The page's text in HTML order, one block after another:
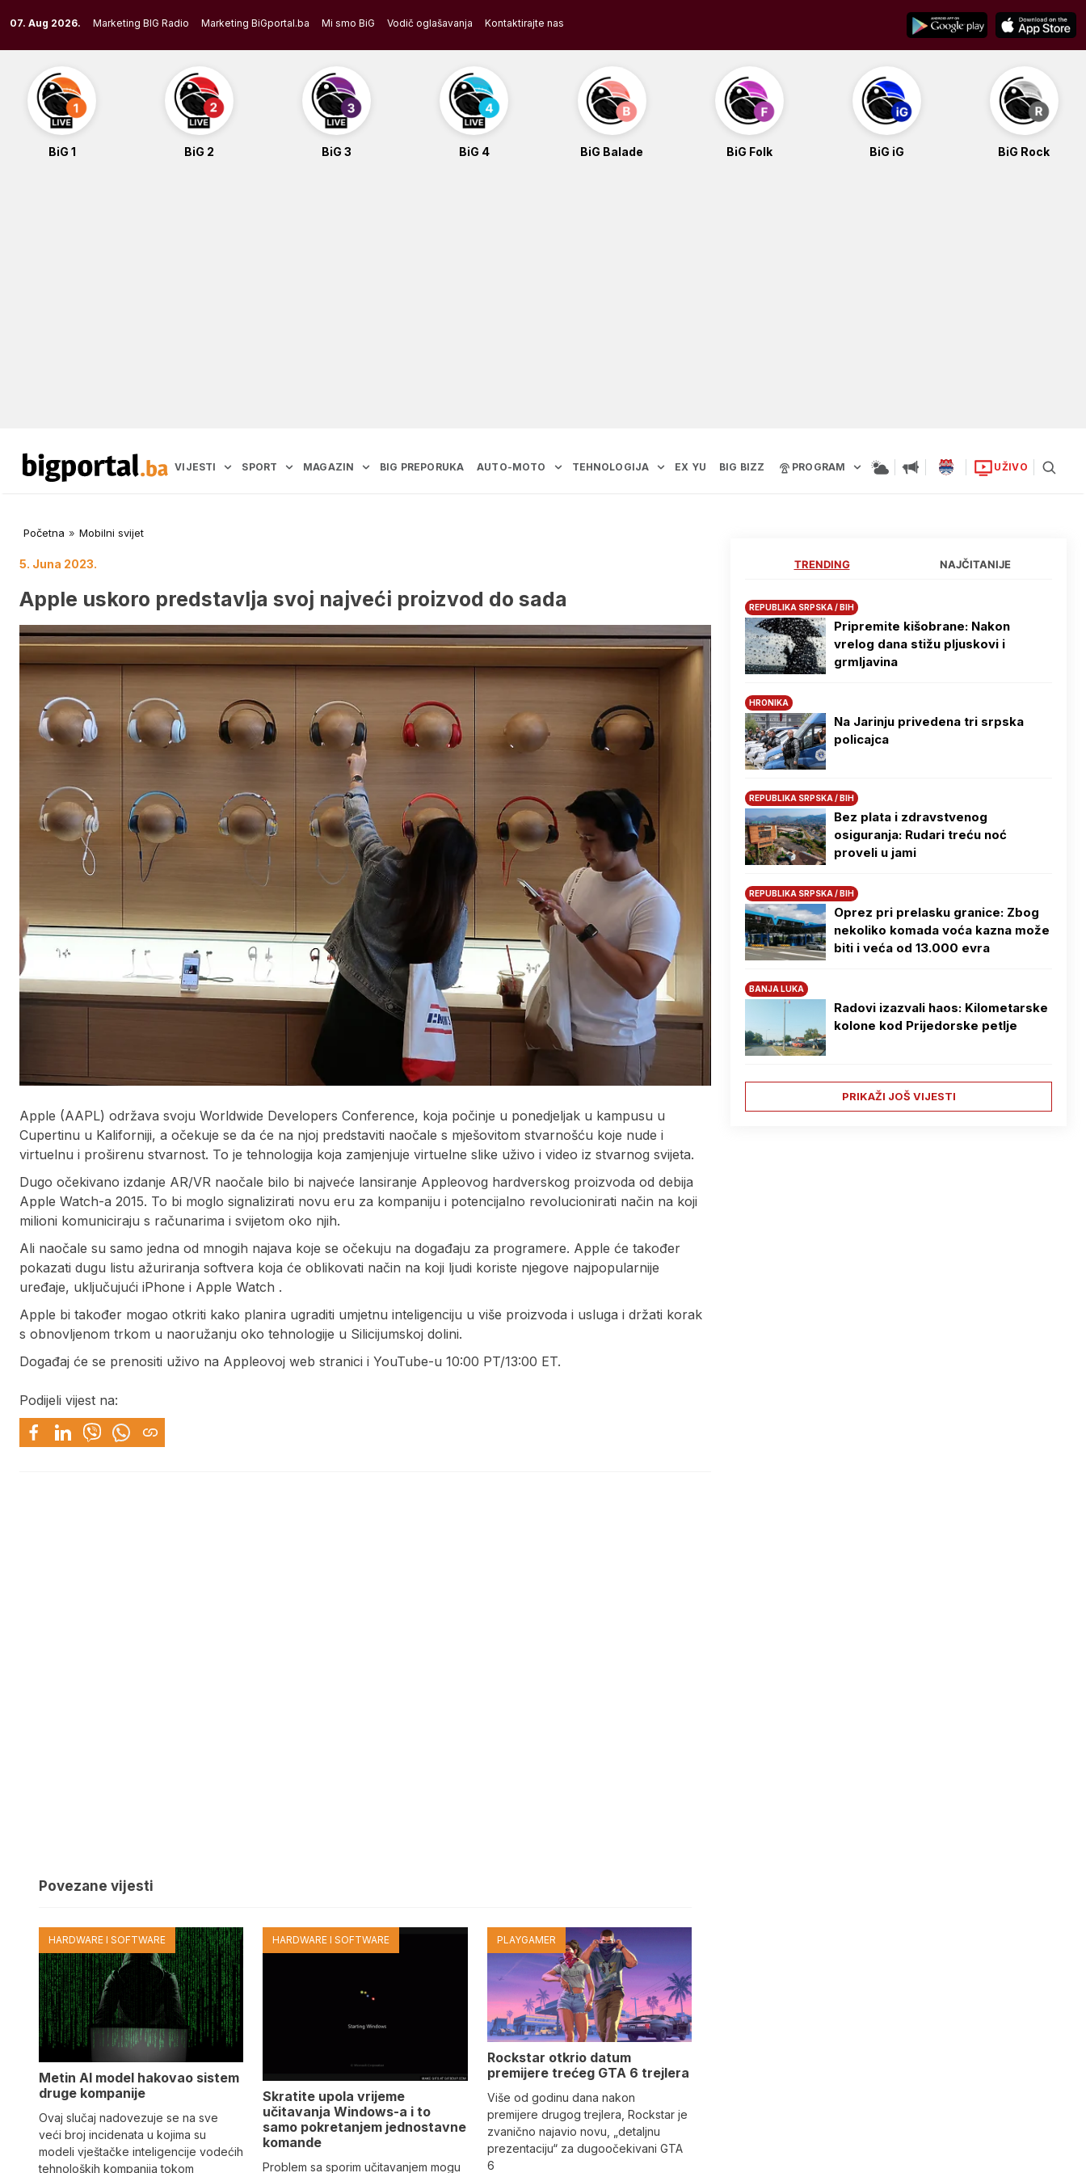
to
content
07. Aug 2026. Marketing BIG Radio Marketing BiGportal.ba Mi smo BiG Vodič oglašavanja Kontaktirajte nas
BiG 1 BiG 2 BiG 3 BiG 4 BiG Balade BiG Folk BiG iG BiG Rock
VIJESTI SPORT MAGAZIN BIG PREPORUKA AUTO-MOTO TEHNOLOGIJA EX YU BIG BIZZ PROGRAM UŽIVO
Početna » Mobilni svijet
5. Juna 2023.
Apple uskoro predstavlja svoj najveći proizvod do sada
Apple (AAPL) održava svoju Worldwide Developers Conference, koja počinje u ponedjeljak u kampusu u
Cupertinu u Kaliforniji, a očekuje se da će na njoj predstaviti naočale s mješovitom stvarnošću koje nude i
virtuelnu i proširenu stvarnost. To je tehnologija koja zamjenjuje virtuelne slike uživo i video iz stvarnog svijeta.
Dugo očekivano izdanje AR/VR naočale bilo bi najveće lansiranje Appleovog hardverskog proizvoda od debija
Apple Watch-a 2015. To bi moglo signalizirati novu eru za kompaniju i potencijalno revolucionirati način na koji
milioni komuniciraju s računarima i svijetom oko njih.
Ali naočale su samo jedna od mnogih najava koje se očekuju na događaju za programere. Apple će također
pokazati dugu listu ažuriranja softvera koja će oblikovati način na koji ljudi koriste njegove najpopularnije
uređaje, uključujući iPhone i Apple Watch .
Apple bi također mogao otkriti ​​kako planira ugraditi umjetnu inteligenciju u više proizvoda i usluga i držati korak
s obnovljenom trkom u naoružanju oko tehnologije u Silicijumskoj dolini.
Događaj će se prenositi uživo na Appleovoj web stranici i YouTube-u 10:00 PT/13:00 ET.
Podijeli vijest na:
Povezane vijesti
HARDWARE I SOFTWARE
Metin AI model hakovao sistem
druge kompanije
Ovaj slučaj nadovezuje se na sve
veći broj incidenata u kojima su
modeli vještačke inteligencije vodećih
tehnoloških kompanija tokom
HARDWARE I SOFTWARE
Skratite upola vrijeme
učitavanja Windows-a i to
samo pokretanjem jednostavne
komande
Problem sa sporim učitavanjem mogu
PLAYGAMER
Rockstar otkrio datum
premijere trećeg GTA 6 trejlera
Više od godinu dana nakon
premijere drugog trejlera, Rockstar je
zvanično najavio novu, „detaljnu
prezentaciju“ za dugoočekivani GTA
6
TRENDING NAJČITANIJE
REPUBLIKA SRPSKA / BIH
Pripremite kišobrane: Nakon
vrelog dana stižu pljuskovi i
grmljavina
HRONIKA
Na Јarinju privedena tri srpska
policajca
REPUBLIKA SRPSKA / BIH
Bez plata i zdravstvenog
osiguranja: Rudari treću noć
proveli u jami
REPUBLIKA SRPSKA / BIH
Oprez pri prelasku granice: Zbog
nekoliko komada voća kazna može
biti i veća od 13.000 evra
BANJA LUKA
Radovi izazvali haos: Kilometarske
kolone kod Prijedorske petlje
PRIKAŽI JOŠ VIJESTI